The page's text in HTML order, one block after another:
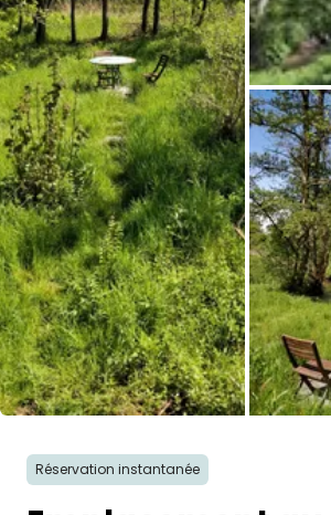
Select language
Réservation instantanée